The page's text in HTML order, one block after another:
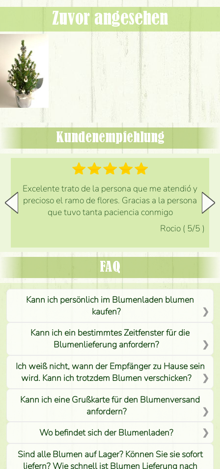
Zuvor angesehen
Kundenempfehlung
Excelente trato de la persona que me atendió y
precioso el ramo de flores. Gracias a la persona
que tuvo tanta paciencia conmigo
Rocio ( 5/5 )
FAQ
Kann ich persönlich im Blumenladen blumen
kaufen?
Kann ich ein bestimmtes Zeitfenster für die
Blumenlieferung anfordern?
Ich weiß nicht, wann der Empfänger zu Hause sein
wird. Kann ich trotzdem Blumen verschicken?
Kann ich eine Grußkarte für den Blumenversand
anfordern?
Wo befindet sich der Blumenladen?
Sind alle Blumen auf Lager? Können Sie sie sofort
liefern? Wie schnell ist Blumen Lieferung nach